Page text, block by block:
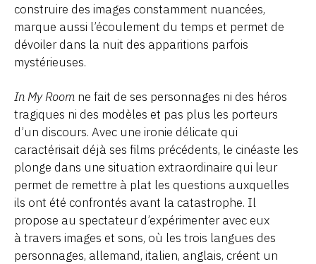
construire des images constamment nuancées,
marque aussi l’écoulement du temps et permet de
dévoiler dans la nuit des apparitions parfois
mystérieuses.
In My Room ne fait de ses personnages ni des héros
tragiques ni des modèles et pas plus les porteurs
d’un discours. Avec une ironie délicate qui
caractérisait déjà ses films précédents, le cinéaste les
plonge dans une situation extraordinaire qui leur
permet de remettre à plat les questions auxquelles
ils ont été confrontés avant la catastrophe. Il
propose au spectateur d’expérimenter avec eux
à travers images et sons, où les trois langues des
personnages, allemand, italien, anglais, créent un